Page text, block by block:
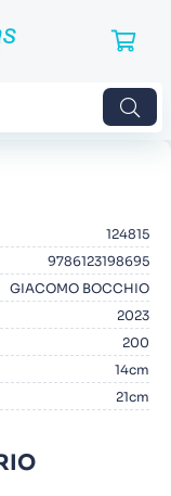
124815
9786123198695
GIACOMO BOCCHIO
2023
200
14cm
21cm